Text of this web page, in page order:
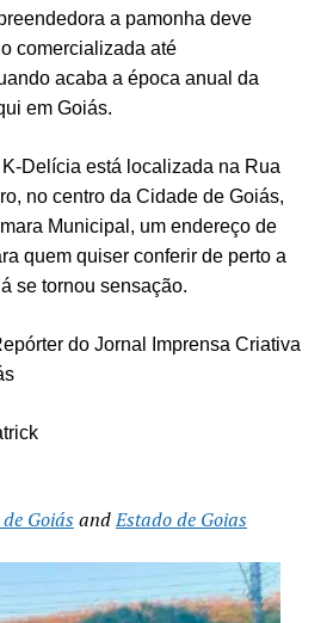
a pamonha deve
comercializada até
acaba a época anual da
em Goiás.
Delícia está localizada na Rua
no centro da Cidade de Goiás,
Municipal, um endereço de
quem quiser conferir de perto a
se tornou sensação.
do Jornal Imprensa Criativa
GoiásandEstado de Goias